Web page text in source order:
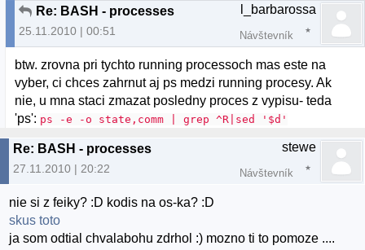
Re: BASH - processes
25.11.2010 | 00:51
l_barbarossa
Návštevník
btw. zrovna pri tychto running processoch mas este na
vyber, ci chces zahrnut aj ps medzi running procesy. Ak
nie, u mna staci zmazat posledny proces z vypisu- teda
'ps': ps -e -o state,comm | grep ^R|sed '$d'
Re: BASH - processes
27.11.2010 | 20:22
stewe
Návštevník
nie si z feiky? :D kodis na os-ka? :D
skus toto
ja som odtial chvalabohu zdrhol :) mozno ti to pomoze ....